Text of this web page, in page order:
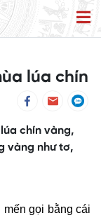
lúa chín
chín vàng,
vàng như tơ,
gọi bằng cái